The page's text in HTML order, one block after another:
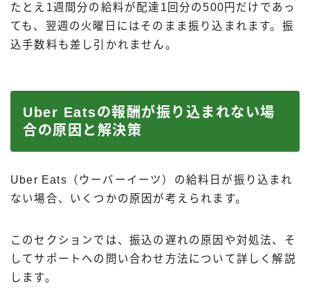
たとえ1週間分の給料が配達1回分の500円だけであっ
ても、翌週の火曜日にはそのまま振り込まれます。振
込手数料も差し引かれません。
Uber Eatsの報酬が振り込まれない場
合の原因と解決策
Uber Eats（ウーバーイーツ）の給料日が振り込まれ
ない場合、いくつかの原因が考えられます。
このセクションでは、振込の遅れの原因や対処法、そ
してサポートへの問い合わせ方法について詳しく解説
します。